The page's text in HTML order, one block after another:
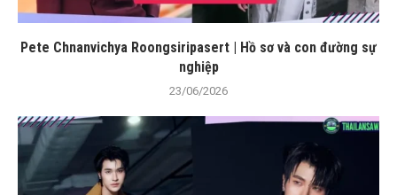
Pete Chnanvichya Roongsiripasert | Hồ sơ và con đường sự
nghiệp
23/06/2026